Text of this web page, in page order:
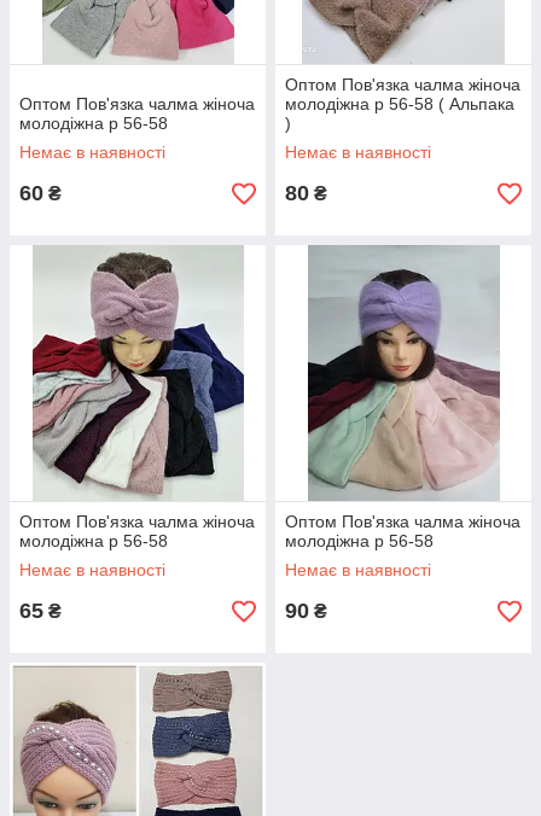
Оптом Пов'язка чалма жіноча
молодіжна р 56-58
Немає в наявності
60 ₴
Оптом Пов'язка чалма жіноча
молодіжна р 56-58 ( Альпака
)
Немає в наявності
80 ₴
Оптом Пов'язка чалма жіноча
молодіжна р 56-58
Немає в наявності
65 ₴
Оптом Пов'язка чалма жіноча
молодіжна р 56-58
Немає в наявності
90 ₴